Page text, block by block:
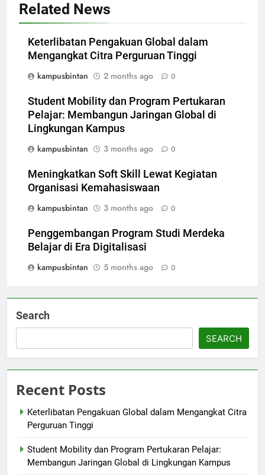
Related News
Keterlibatan Pengakuan Global dalam
Mengangkat Citra Perguruan Tinggi
kampusbintan
2 months ago 0
Student Mobility dan Program Pertukaran
Pelajar: Membangun Jaringan Global di
Lingkungan Kampus
kampusbintan
3 months ago 0
Meningkatkan Soft Skill Lewat Kegiatan
Organisasi Kemahasiswaan
kampusbintan
3 months ago 0
Penggembangan Program Studi Merdeka
Belajar di Era Digitalisasi
kampusbintan
5 months ago 0
Search
SEARCH
Recent Posts
Keterlibatan Pengakuan Global dalam Mengangkat Citra
Perguruan Tinggi
Student Mobility dan Program Pertukaran Pelajar:
Membangun Jaringan Global di Lingkungan Kampus